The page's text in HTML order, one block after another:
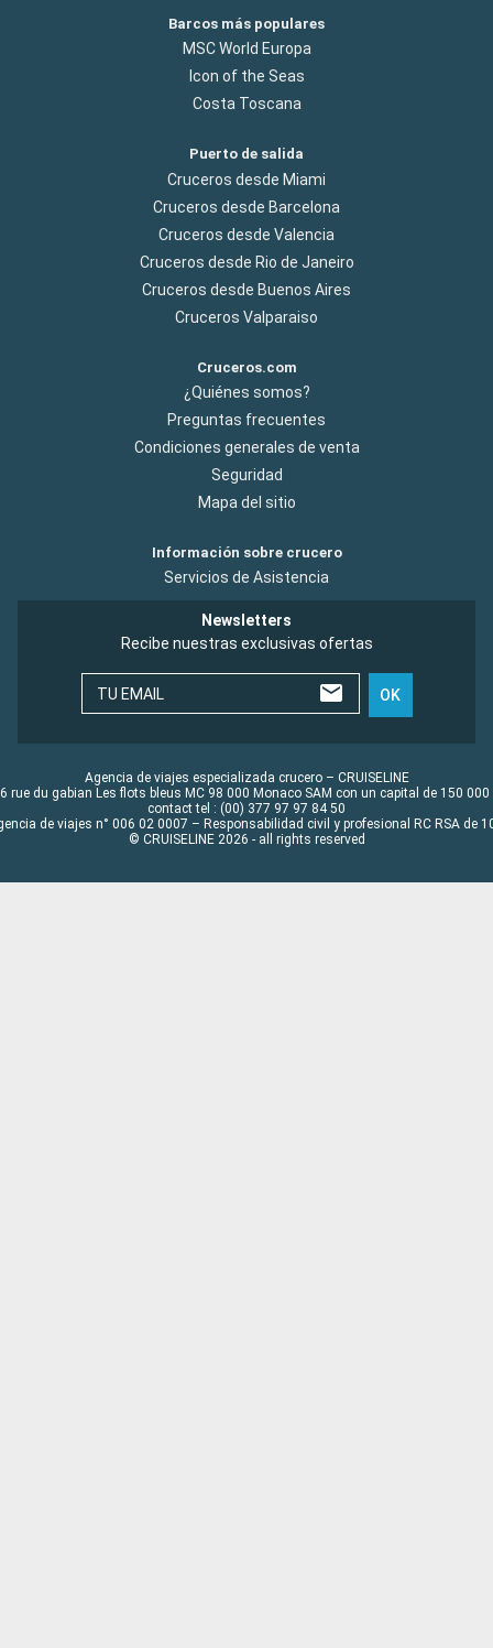
Barcos más populares
MSC World Europa
Icon of the Seas
Costa Toscana
Puerto de salida
Cruceros desde Miami
Cruceros desde Barcelona
Cruceros desde Valencia
Cruceros desde Rio de Janeiro
Cruceros desde Buenos Aires
Cruceros Valparaiso
Cruceros.com
¿Quiénes somos?
Preguntas frecuentes
Condiciones generales de venta
Seguridad
Mapa del sitio
Información sobre crucero
Servicios de Asistencia
Newsletters
Recibe nuestras exclusivas ofertas
TU EMAIL OK
Agencia de viajes especializada crucero – CRUISELINE
rue du gabian Les flots bleus MC 98 000 Monaco SAM con un capital de 150 000
contact tel : (00) 377 97 97 84 50
de viajes n° 006 02 0007 – Responsabilidad civil y profesional RC RSA de
© CRUISELINE 2026 - all rights reserved